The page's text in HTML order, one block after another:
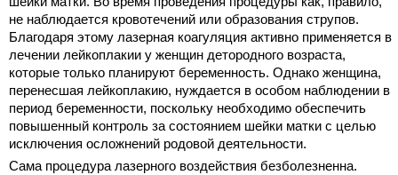
не наблюдается кровотечений или образования струпов.
Благодаря этому лазерная коагуляция активно применяется в
лечении лейкоплакии у женщин детородного возраста,
которые только планируют беременность. Однако женщина,
перенесшая лейкоплакию, нуждается в особом наблюдении в
период беременности, поскольку необходимо обеспечить
повышенный контроль за состоянием шейки матки с целью
исключения осложнений родовой деятельности.
Сама процедура лазерного воздействия безболезненна.